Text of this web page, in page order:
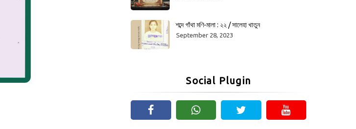
শব্দে গাঁথা মণি-মালা : ২২ / সালেহা খাতুন
September 28, 2023
Social Plugin